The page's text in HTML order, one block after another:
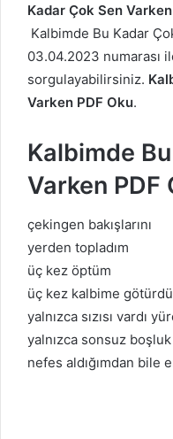
Kadar Çok Sen
Kalbimde Bu Kadar
03.04.2023 numarası
sorgulayabilirsiniz.
Varken PDF Oku.
Kalbimde
Varken PDF
çekingen bakışlarını
yerden topladım
üç kez öptüm
üç kez kalbime
yalnızca sızısı vardı
yalnızca sonsuz boşluk
nefes aldığımdan bile